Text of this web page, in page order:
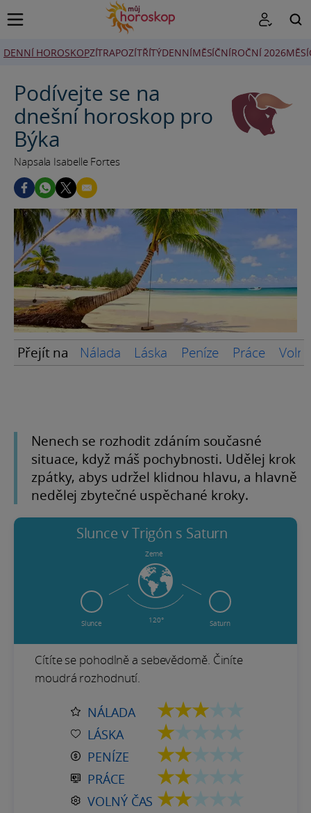
DENNÍ HOROSKOPZÍTRAPOZÍTŘÍTÝDENNÍMĚSÍČNÍROČNÍ 2026
Podívejte se na
dnešní horoskop pro
Býka
Napsala Isabelle Fortes
Přejít na Nálada Láska Peníze Práce
Nenech se rozhodit zdáním současné
situace, když máš pochybnosti. Udělej krok
zpátky, abys udržel klidnou hlavu, a hlavně
nedělej zbytečné uspěchané kroky.
Slunce v Trigón s Saturn
Země
Slunce Saturn
120°
Cítíte se pohodlně a sebevědomě. Činíte
moudrá rozhodnutí.
NÁLADA ★★★★★
LÁSKA ★★★★★
PENÍZE ★★★★★
PRÁCE ★★★★★
VOLNÝ ČAS ★★★★★